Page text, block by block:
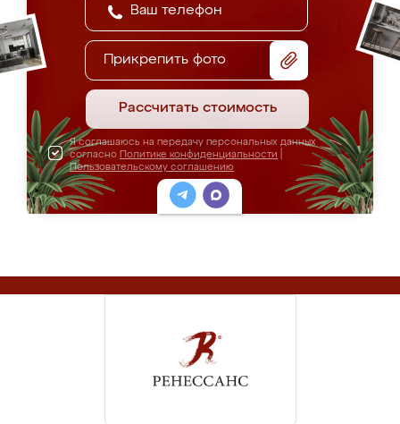
Прикрепить фото
Рассчитать стоимость
Я соглашаюсь на передачу персональных данных
согласно Политике конфиденциальности
Пользовательскому соглашению